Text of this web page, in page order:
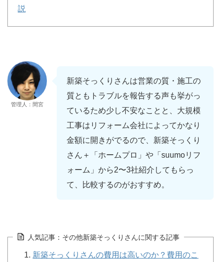
説
管理人：間宮
新築そっくりさんは営業の質・施工の
質ともトラブルを報告する声も挙がっ
ているため少し不安なことと、大規模
工事はリフォーム会社によってかなり
金額に開きがでるので、新築そっくり
さん＋「ホームプロ」や「suumoリフ
ォーム」から2〜3社紹介してもらっ
て、比較するのがおすすめ。
人気記事：その他新築そっくりさんに関する記事
新築そっくりさんの費用は高いのか？費用のこ